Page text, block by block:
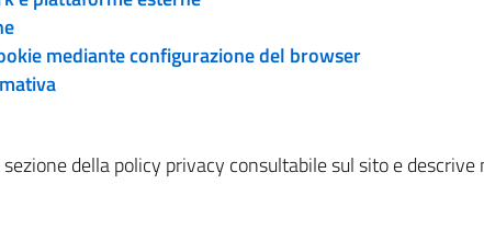
mediante configurazione del browser
della policy privacy consultabile sul sito e